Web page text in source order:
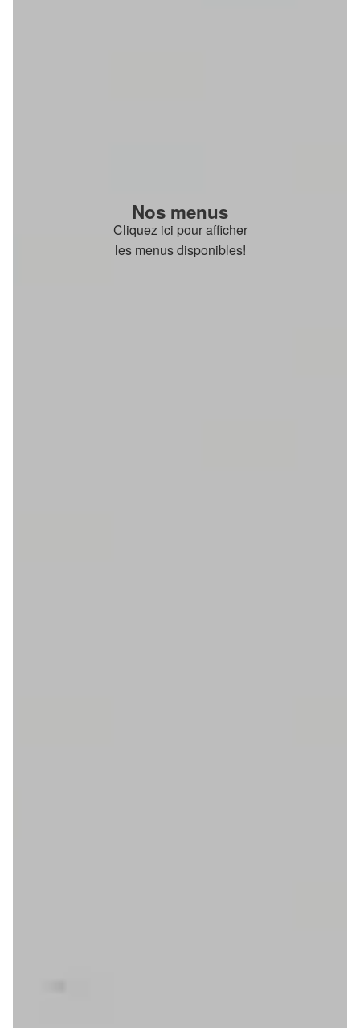
Nos menus
Cliquez ici pour afficher
les menus disponibles!